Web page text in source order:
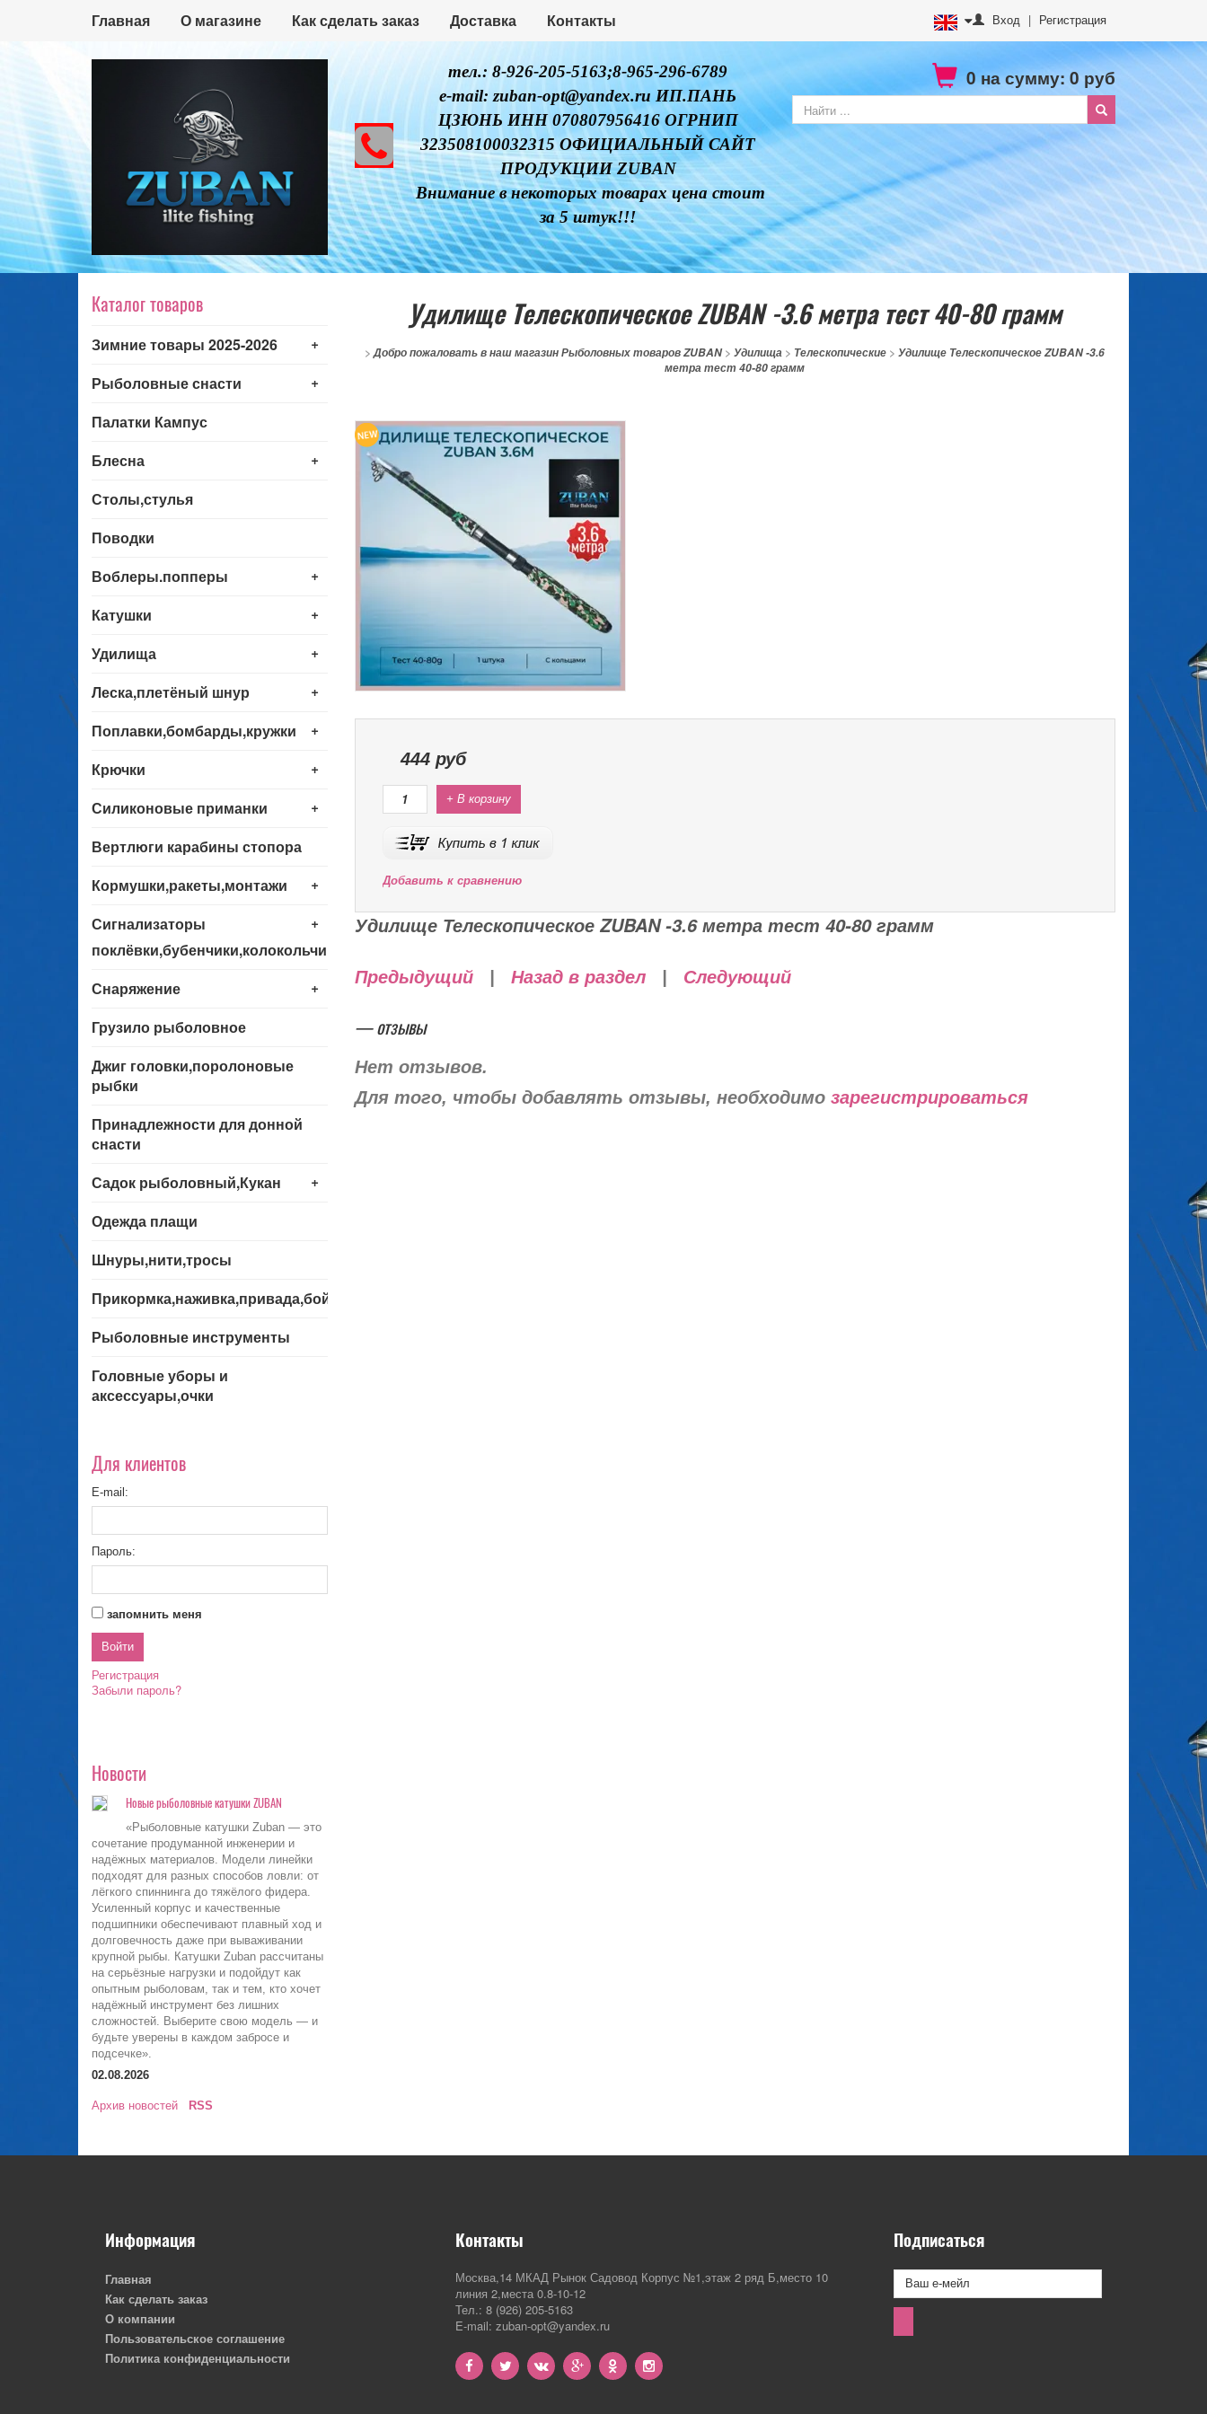
Вход | Регистрация
Главная О магазине Как сделать заказ Доставка Контакты
тел.: 8-926-205-5163;8-965-296-6789
e-mail: zuban-opt@yandex.ru ИП.ПАНЬ
ЦЗЮНЬ ИНН 070807956416 ОГРНИП
323508100032315 ОФИЦИАЛЬНЫЙ САЙТ
ПРОДУКЦИИ ZUBAN
Внимание в некоторых товарах цена стоит
за 5 штук!!!
0на сумму: 0 руб
Каталог товаров
+
Зимние товары 2025-2026
+
Рыболовные снасти
Палатки Кампус
+
Блесна
Столы,стулья
Поводки
+
Воблеры.попперы
+
Катушки
+
Удилища
+
Леска,плетёный шнур
+
Поплавки,бомбарды,кружки
+
Крючки
+
Силиконовые приманки
Вертлюги карабины стопора
+
Кормушки,ракеты,монтажи
+
Сигнализаторы
поклёвки,бубенчики,колокольчики
+
Снаряжение
Грузило рыболовное
Джиг головки,поролоновые
рыбки
Принадлежности для донной
снасти
+
Садок рыболовный,Кукан
Одежда плащи
Шнуры,нити,тросы
Прикормка,наживка,привада,бойла
Рыболовные инструменты
Головные уборы и
аксессуары,очки
Для клиентов
E-mail:
Пароль:
запомнить меня
Регистрация
Забыли пароль?
Новости
Новые рыболовные катушки ZUBAN
«Рыболовные катушки Zuban — это
сочетание продуманной инженерии и
надёжных материалов. Модели линейки
подходят для разных способов ловли: от
лёгкого спиннинга до тяжёлого фидера.
Усиленный корпус и качественные
подшипники обеспечивают плавный ход и
долговечность даже при вываживании
крупной рыбы. Катушки Zuban рассчитаны
на серьёзные нагрузки и подойдут как
опытным рыболовам, так и тем, кто хочет
надёжный инструмент без лишних
сложностей. Выберите свою модель — и
будьте уверены в каждом забросе и
подсечке».
02.08.2026
Архив новостей RSS
Удилище Телескопическое ZUBAN -3.6 метра тест 40-80 грамм
>Добро пожаловать в наш магазин Рыболовных товаров ZUBAN>Удилища > Телескопические >Удилище Телескопическое ZUBAN -3.6
метра тест 40-80 грамм
444руб
+ В корзину
Добавить к сравнению
Удилище Телескопическое ZUBAN -3.6 метра тест 40-80 грамм
Предыдущий| Назад в раздел| Следующий
— отзывы
Нет отзывов.
Для того, чтобы добавлять отзывы, необходимо зарегистрироваться
Информация
Главная
Как сделать заказ
О компании
Пользовательское соглашение
Политика конфиденциальности
Контакты
Москва,14 МКАД Рынок Садовод Корпус №1,этаж 2 ряд Б,место 10
линия 2,места 0.8-10-12
Тел.: 8 (926) 205-5163
E-mail: zuban-opt@yandex.ru
Подписаться